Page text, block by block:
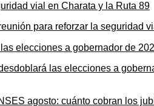
para reforzar la seguridad
las elecciones a